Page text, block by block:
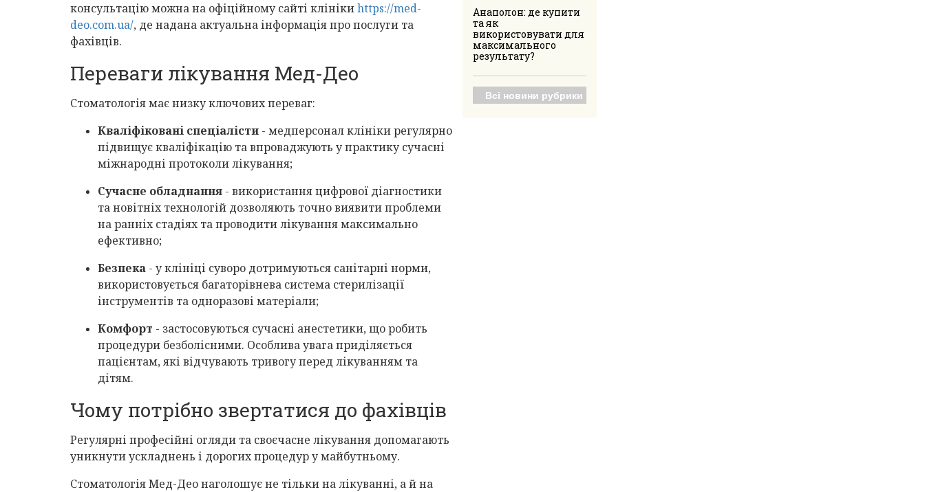
консультацію можна на офіційному сайті клінікиhttps://med-
deo.com.ua/, де надана актуальна інформація про послуги та
фахівців.
Переваги лікування Мед-Део
Стоматологія має низку ключових переваг:
Кваліфіковані спеціалісти - медперсонал клініки регулярно
підвищує кваліфікацію та впроваджують у практику сучасні
міжнародні протоколи лікування;
Сучасне обладнання - використання цифрової діагностики
та новітніх технологій дозволяють точно виявити проблеми
на ранніх стадіях та проводити лікування максимально
ефективно;
Безпека - у клініці суворо дотримуються санітарні норми,
використовується багаторівнева система стерилізації
інструментів та одноразові матеріали;
Комфорт - застосовуються сучасні анестетики, що робить
процедури безболісними. Особлива увага приділяється
пацієнтам, які відчувають тривогу перед лікуванням та
дітям.
Чому потрібно звертатися до фахівців
Регулярні професійні огляди та своєчасне лікування допомагають
уникнути ускладнень і дорогих процедур у майбутньому.
Стоматологія Мед-Део наголошує не тільки на лікуванні, а й на
Анаполон: де купити
та як
використовувати для
максимального
результату?
Всі новини рубрики